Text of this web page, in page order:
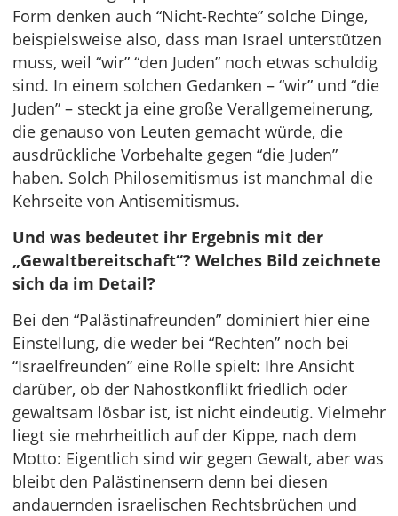
Form denken auch “Nicht-Rechte” solche Dinge,
beispielsweise also, dass man Israel unterstützen
muss, weil “wir” “den Juden” noch etwas schuldig
sind. In einem solchen Gedanken – “wir” und “die
Juden” – steckt ja eine große Verallgemeinerung,
die genauso von Leuten gemacht würde, die
ausdrückliche Vorbehalte gegen “die Juden”
haben. Solch Philosemitismus ist manchmal die
Kehrseite von Antisemitismus.
Und was bedeutet ihr Ergebnis mit der
„Gewaltbereitschaft“? Welches Bild zeichnete
sich da im Detail?
Bei den “Palästinafreunden” dominiert hier eine
Einstellung, die weder bei “Rechten” noch bei
“Israelfreunden” eine Rolle spielt: Ihre Ansicht
darüber, ob der Nahostkonflikt friedlich oder
gewaltsam lösbar ist, ist nicht eindeutig. Vielmehr
liegt sie mehrheitlich auf der Kippe, nach dem
Motto: Eigentlich sind wir gegen Gewalt, aber was
bleibt den Palästinensern denn bei diesen
andauernden israelischen Rechtsbrüchen und